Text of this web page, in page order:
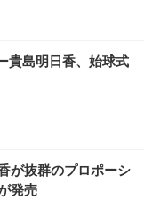
スター付き コンパク
テレワーク 在宅
FHD 量子ドット 残
メーカー)
貴島明日香、始球式
が抜群のプロポーシ
発売